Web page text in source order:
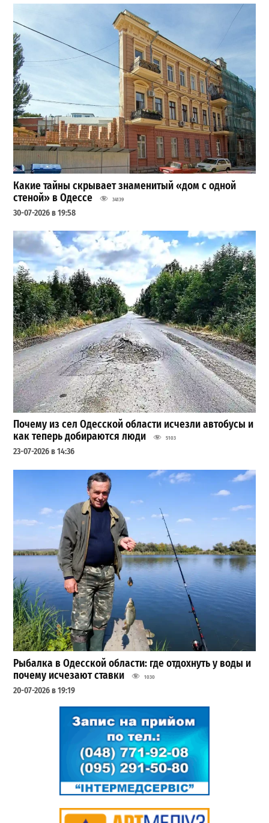
Какие тайны скрывает знаменитый «дом с одной
стеной» в Одессе
34139
30-07-2026 в 19:58
Почему из сел Одесской области исчезли автобусы и
как теперь добираются люди
5103
23-07-2026 в 14:36
Рыбалка в Одесской области: где отдохнуть у воды и
почему исчезают ставки
1030
20-07-2026 в 19:19